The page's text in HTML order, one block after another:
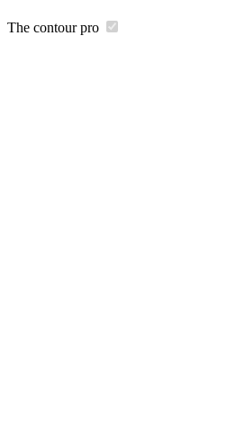
The contour pro